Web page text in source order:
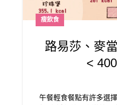
瘦飲食
路易莎、麥
<
午餐輕食餐點有許多選